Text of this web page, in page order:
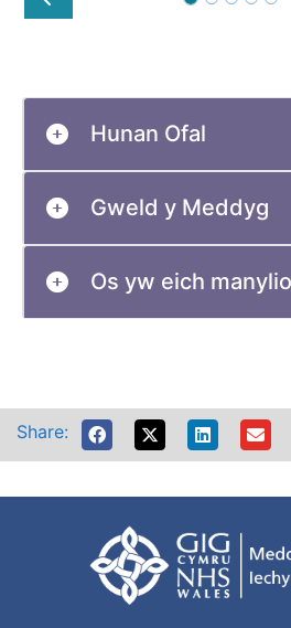
Prev
Hunan Ofal
Gweld y Meddyg
Os yw eich
Share: